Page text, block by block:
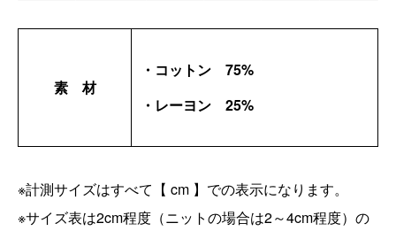
素 材
・コットン 75%
・レーヨン 25%
※計測サイズはすべて【 cm 】での表示になります。
※サイズ表は2cm程度（ニットの場合は2～4cm程度）の